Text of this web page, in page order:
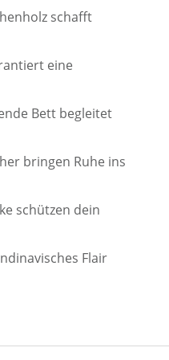
schafft
eine
Bett begleitet
bringen Ruhe ins
schützen dein
Flair